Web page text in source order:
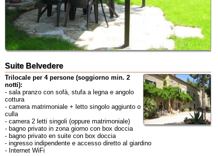
Suite Belvedere
Trilocale per 4 persone (soggiorno min. 2
notti):
- sala pranzo con sofà, stufa a legna e angolo
cottura
- camera matrimoniale + letto singolo aggiunto o
culla
- camera 2 letti singoli (oppure matrimoniale)
- bagno privato in zona giorno con box doccia
- bagno privato en suite con box doccia
- ingresso indipendente e accesso diretto al giardino
- Internet WiFi